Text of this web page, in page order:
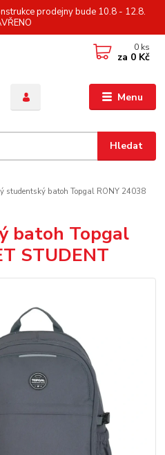
prodejny bude 10.8 - 12.8.
Menu
Hledat
0 ks
za 0 Kč
studentský batoh Topgal RONY 24038
batoh Topgal
STUDENT